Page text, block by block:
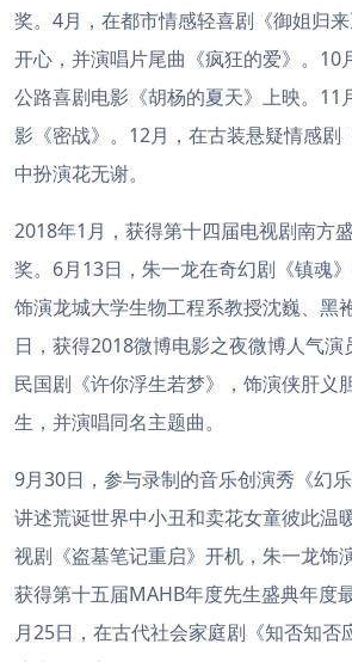
奖。4月，在都市情感轻喜剧《御姐归
开心，并演唱片尾曲《疯狂的爱》。10
公路喜剧电影《胡杨的夏天》上映。11
影《密战》。12月，在古装悬疑情感剧
中扮演花无谢。
2018年1月，获得第十四届电视剧南方
奖。6月13日，朱一龙在奇幻剧《镇魂
饰演龙城大学生物工程系教授沈巍、黑
日，获得2018微博电影之夜微博人气
民国剧《许你浮生若梦》，饰演侠肝义
生，并演唱同名主题曲。
9月30日，参与录制的音乐创演秀《幻
讲述荒诞世界中小丑和卖花女童彼此温
视剧《盗墓笔记重启》开机，朱一龙饰
获得第十五届MAHB年度先生盛典年度
月25日，在古代社会家庭剧《知否知否